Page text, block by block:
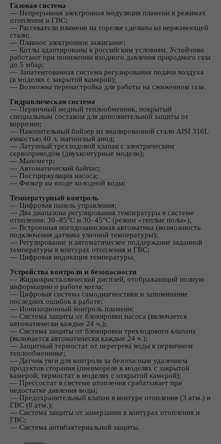
Газовая система
― Непрерывная электронная модуляция пламени в режимах
отопления и ГВС;
― Рассекатели пламени на горелке сделаны из нержавеющей
стали;
― Плавное электронное зажигание;
― Котлы адаптированы к российским условиям. Устойчиво
работают при понижении входного давления природного газа
до 5 мбар;
― Запатентованная система регулирования подачи воздуха
(в моделях с закрытой камерой);
― Возможна перенастройка для работы на сжиженном газе.
Гидравлическая система
― Первичный медный теплообменник, покрытый
специальным составом для дополнительной защиты от
коррозии;
― Накопительный бойлер из эмалированной стали AISI 316L
емкостью 40 л, магниевый анод;
― Латунный трехходовой клапан с электрическим
сервоприводом (двухконтурные модели);
― Манометр;
― Автоматический байпас;
― Постциркуляция насоса;
― Фильтр на входе холодной воды;
Температурный контроль
― Цифровая панель управления;
― Два диапазона регулирования температуры в системе
отопления: 30–85°С и 30–45°С (режим «теплые полы»);
― Встроенная погодозависимая автоматика (возможность
подключения датчика уличной температуры);
― Регулирование и автоматическое поддержание заданной
температуры в контурах отопления и ГВС;
― Цифровая индикация температуры.
Устройства контроля и безопасности
― Жидкокристаллический дисплей, отображающий полную
информацию о работе котла;
― Цифровая система самодиагностики и запоминание
последних ошибок в работе;
― Ионизационный контроль пламени;
― Система защиты от блокировки насоса (включается
автоматически каждые 24 ч.);
― Система защиты от блокировки трехходового клапана
(включается автоматически каждые 24 ч.);
― Защитный термостат от перегрева воды в первичном
теплообменнике;
― Датчик тяги для контроля за безопасным удалением
продуктов сгорания (пневмореле в моделях с закрытой
камерой; термостат в моделях с открытой камерой);
― Прессостат в системе отопления срабатывает при
недостатке давления воды;
― Предохранительный клапан в контуре отопления (3 атм.) и
ГВС (8 атм.);
― Система защиты от замерзания в контурах отопления и
ГВС;
― Система антибактериальной защиты.